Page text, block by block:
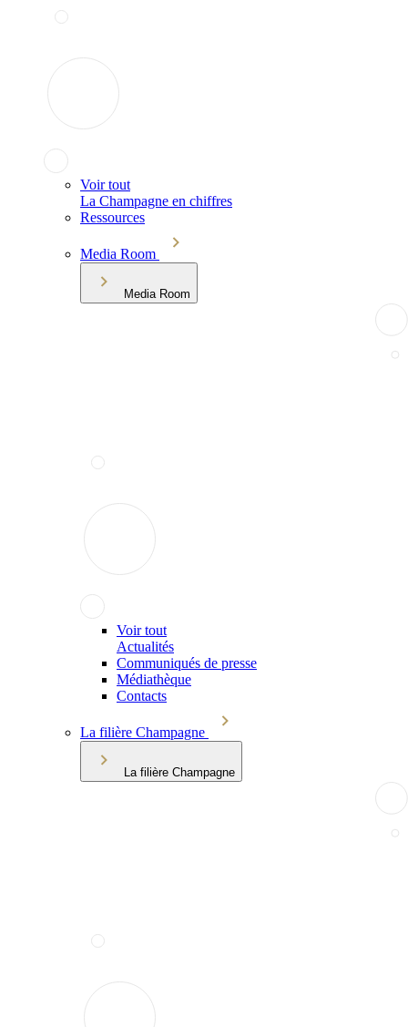
Voir tout
La Champagne en chiffres
Ressources
Media Room
Media Room
Voir tout
Actualités
Communiqués de presse
Médiathèque
Contacts
La filière Champagne
La filière Champagne